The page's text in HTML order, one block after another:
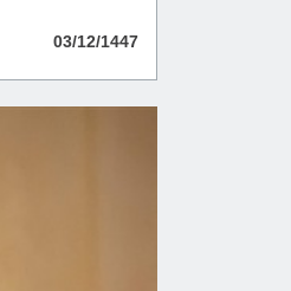
03/12/1447